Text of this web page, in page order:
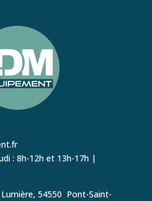
: 8h-12h et 13h-17h |
54550 Pont-Saint-